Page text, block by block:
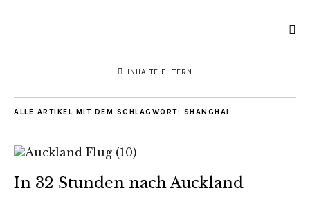
INHALTE FILTERN
ALLE ARTIKEL MIT DEM SCHLAGWORT: SHANGHAI
In 32 Stunden nach Auckland